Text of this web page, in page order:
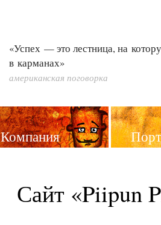
«Успех — это лестница, на
в карманах»
американская поговорка
Компания
Сайт «Piipun